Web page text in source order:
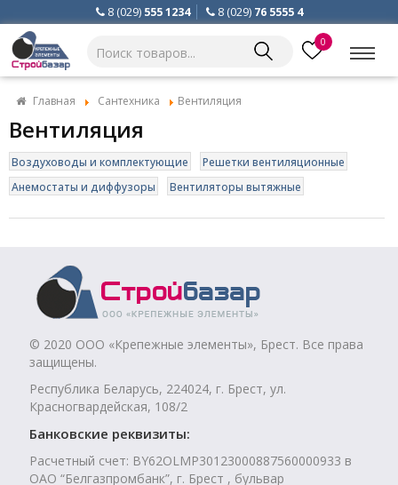
8 (029) 555 1234 8 (029) 76 5555 4
0
Главная Сантехника Вентиляция
Вентиляция
Воздуховоды и комплектующие
Решетки вентиляционные
Анемостаты и диффузоры
Вентиляторы вытяжные
© 2020 ООО «Крепежные элементы», Брест. Все права
защищены.
Республика Беларусь, 224024, г. Брест, ул.
Красногвардейская, 108/2
Банковские реквизиты:
Расчетный счет: BY62OLMP30123000887560000933 в
ОАО “Белгазпромбанк”, г. Брест , бульвар